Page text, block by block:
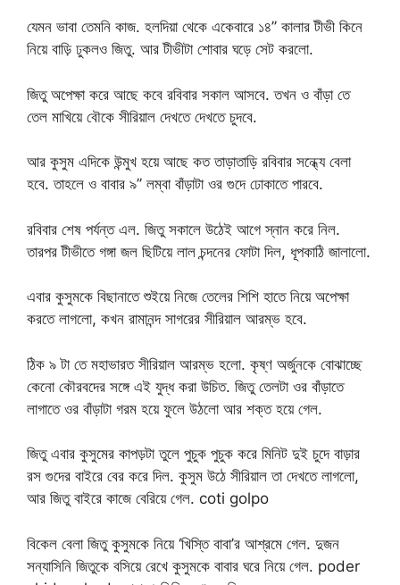
যেমন ভাবা তেমনি কাজ. হলদিয়া থেকে একেবারে ১৪’’ কালার টীভী কিনে
নিয়ে বাড়ি ঢুকলও জিতু. আর টীভীটা শোবার ঘড়ে সেট করলো.
জিতু অপেক্ষা করে আছে কবে রবিবার সকাল আসবে. তখন ও বাঁড়া তে
তেল মাখিয়ে বৌকে সীরিয়াল দেখতে দেখতে চুদবে.
আর কুসুম এদিকে উন্মুখ হয়ে আছে কত তাড়াতাড়ি রবিবার সন্ধ্যে বেলা
হবে. তাহলে ও বাবার ৯’’ লম্বা বাঁড়াটা ওর গুদে ঢোকাতে পারবে.
রবিবার শেষ পর্যন্ত এল. জিতু সকালে উঠেই আগে স্নান করে নিল.
তারপর টীভীতে গঙ্গা জল ছিটিয়ে লাল চন্দনের ফোটা দিল, ধূপকাঠি জালালো.
এবার কুসুমকে বিছানাতে শুইয়ে নিজে তেলের শিশি হাতে নিয়ে অপেক্ষা
করতে লাগলো, কখন রামানন্দ সাগরের সীরিয়াল আরম্ভ হবে.
ঠিক ৯ টা তে মহাভারত সীরিয়াল আরম্ভ হলো. কৃষ্ণ অর্জুনকে বোঝাচ্ছে
কেনো কৌরবদের সঙ্গে এই যুদ্ধ করা উচিত. জিতু তেলটা ওর বাঁড়াতে
লাগাতে ওর বাঁড়াটা গরম হয়ে ফুলে উঠলো আর শক্ত হয়ে গেল.
জিতু এবার কুসুমের কাপড়টা তুলে পুচুক পুচুক করে মিনিট দুই চুদে বাড়ার
রস গুদের বাইরে বের করে দিল. কুসুম উঠে সীরিয়াল তা দেখতে লাগলো,
আর জিতু বাইরে কাজে বেরিয়ে গেল. coti golpo
বিকেল বেলা জিতু কুসুমকে নিয়ে ‘খিস্তি বাবা’র আশ্রমে গেল. দুজন
সন্যাসিনি জিতুকে বসিয়ে রেখে কুসুমকে বাবার ঘরে নিয়ে গেল. poder